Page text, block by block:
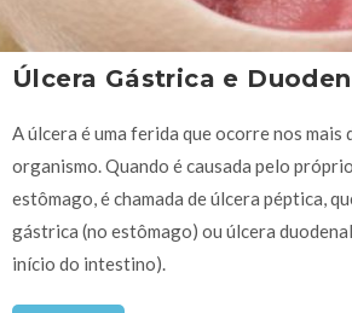
Úlcera Gástrica e
A úlcera é uma ferida que ocorre nos
organismo. Quando é causada pelo
estômago, é chamada de úlcera péptica,
gástrica (no estômago) ou úlcera
início do intestino).